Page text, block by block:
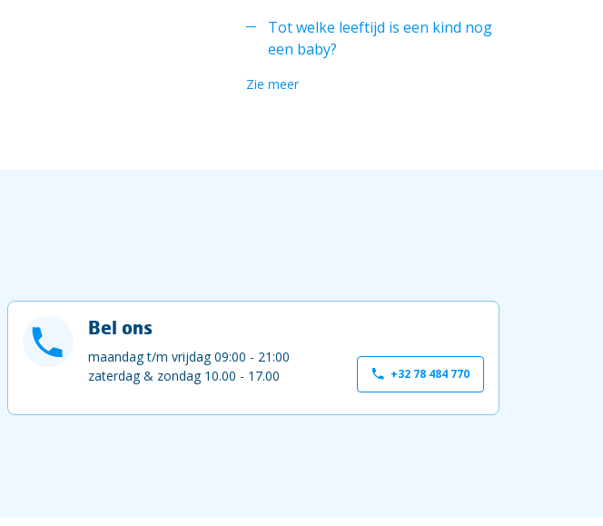
Tot welke leeftijd is een kind nog
een baby?
Zie meer
Bel ons
maandag t/m vrijdag 09:00 - 21:00
zaterdag & zondag 10.00 - 17.00
+32 78 484 770